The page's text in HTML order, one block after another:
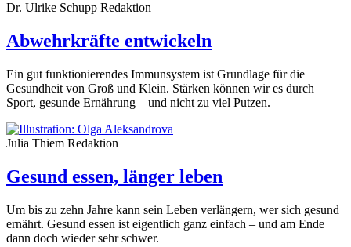
Dr. Ulrike Schupp Redaktion
Abwehrkräfte entwickeln
Ein gut funktionierendes Immunsystem ist Grundlage für die
Gesundheit von Groß und Klein. Stärken können wir es durch
Sport, gesunde Ernährung – und nicht zu viel Putzen.
Julia Thiem Redaktion
Gesund essen, länger leben
Um bis zu zehn Jahre kann sein Leben verlängern, wer sich gesund
ernährt. Gesund essen ist eigentlich ganz einfach – und am Ende
dann doch wieder sehr schwer.